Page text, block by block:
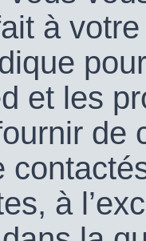
à
et les
de
à